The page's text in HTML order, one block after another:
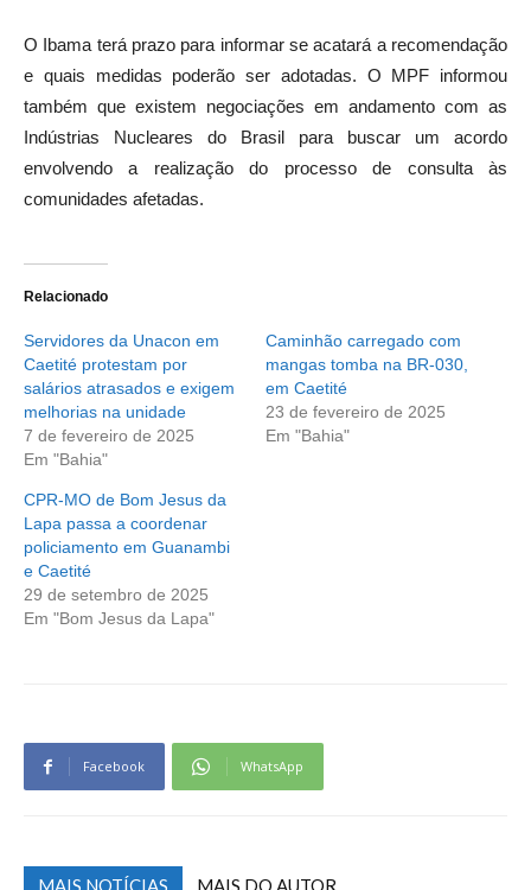
O Ibama terá prazo para informar se acatará a recomendação
e quais medidas poderão ser adotadas. O MPF informou
também que existem negociações em andamento com as
Indústrias Nucleares do Brasil para buscar um acordo
envolvendo a realização do processo de consulta às
comunidades afetadas.
Relacionado
Servidores da Unacon em
Caetité protestam por
salários atrasados e exigem
melhorias na unidade
7 de fevereiro de 2025
Em "Bahia"
Caminhão carregado com
mangas tomba na BR-030,
em Caetité
23 de fevereiro de 2025
Em "Bahia"
CPR-MO de Bom Jesus da
Lapa passa a coordenar
policiamento em Guanambi
e Caetité
29 de setembro de 2025
Em "Bom Jesus da Lapa"
Facebook WhatsApp
MAIS NOTÍCIAS MAIS DO AUTOR